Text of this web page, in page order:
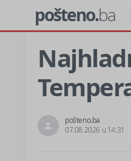
pošteno.ba
pošteno.ba
07.08.2026 u 14:31